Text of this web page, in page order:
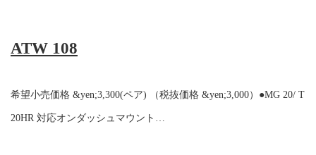
ATW 108
希望小売価格 &yen;3,300(ペア) （税抜価格 &yen;3,000）●MG 20/ T
20HR 対応オンダッシュマウント…